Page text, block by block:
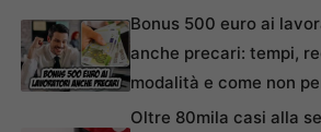
Bonus 500 euro ai
anche precari: tempi,
modalità e come non
Oltre 80mila casi alla